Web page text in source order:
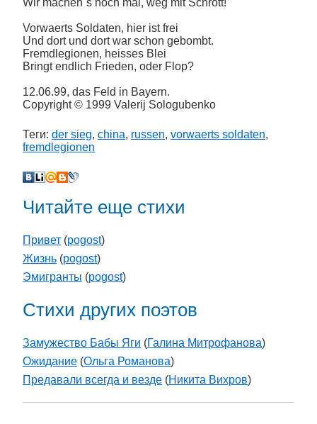
Wir machen`s noch mal, weg mit Schrott!"
Vorwaerts Soldaten, hier ist frei
Und dort und dort war schon gebombt.
Fremdlegionen, heisses Blei
Bringt endlich Frieden, oder Flop?
12.06.99, das Feld in Bayern.
Copyright © 1999 Valerij Sologubenko
Теги: der sieg, china, russen, vorwaerts soldaten,
fremdlegionen
Читайте еще стихи
Привет (pogost)
Жизнь (pogost)
Эмигранты (pogost)
Стихи других поэтов
Замужество Бабы Яги (Галина Митрофанова)
Ожидание (Ольга Романова)
Предавали всегда и везде (Никита Вихров)